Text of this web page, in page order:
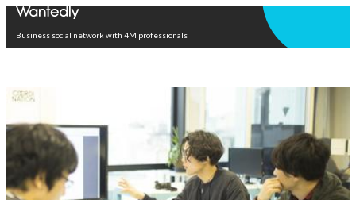
Business social network with 4M professionals